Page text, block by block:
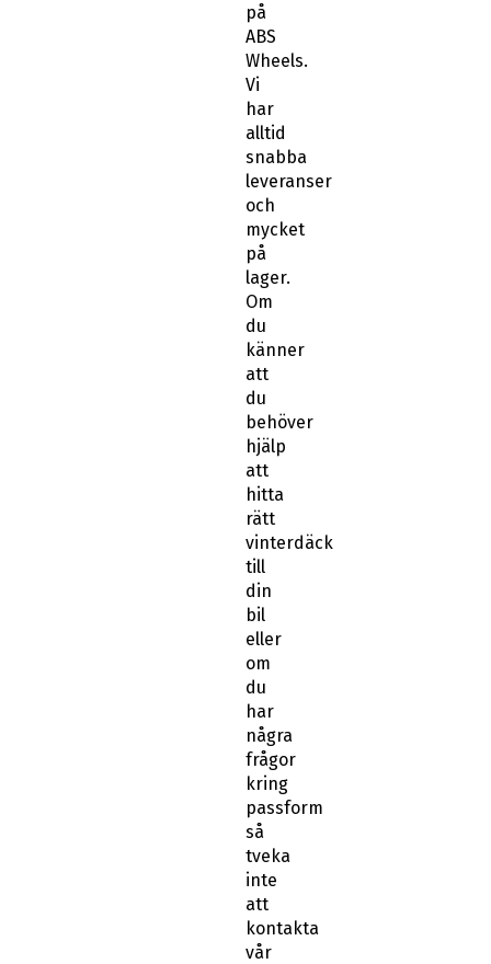
på
ABS
Wheels.
Vi
har
alltid
snabba
leveranser
och
mycket
på
lager.
Om
du
känner
att
du
behöver
hjälp
att
hitta
rätt
vinterdäck
till
din
bil
eller
om
du
har
några
frågor
kring
passform
så
tveka
inte
att
kontakta
vår